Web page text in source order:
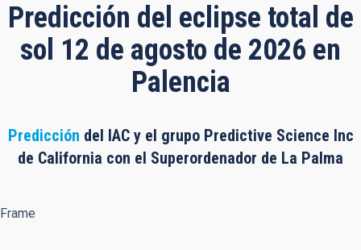
Predicción del eclipse total de
sol 12 de agosto de 2026 en
Palencia
Predicción del IAC y el grupo Predictive Science Inc
de California con el Superordenador de La Palma
Frame